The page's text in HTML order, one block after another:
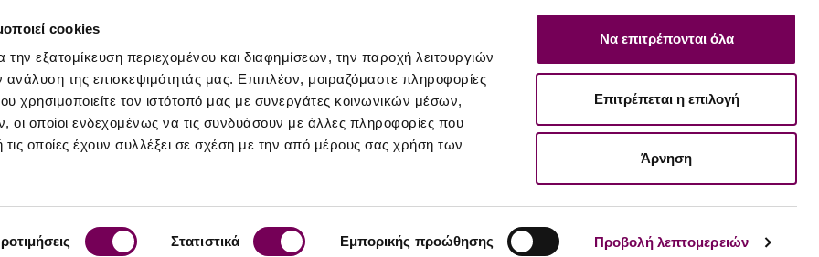
cookies
την εξατομίκευση περιεχομένου και διαφημίσεων, την παροχή λειτουργιών
της επισκεψιμότητάς μας. Επιπλέον, μοιραζόμαστε πληροφορίες
χρησιμοποιείτε τον ιστότοπό μας με συνεργάτες κοινωνικών μέσων,
οι οποίοι ενδεχομένως να τις συνδυάσουν με άλλες πληροφορίες που
οποίες έχουν συλλέξει σε σχέση με την από μέρους σας χρήση των
Στατιστικά Εμπορικής προώθησης Προβολή λεπτομερειών
Να επιτρέπονται όλα
Επιτρέπεται η επιλογή
Άρνηση
που ψάχνω;
Συνεργάτες
Τροφοδοσία Σκαφών
Επιχειρηματικό Δώρο